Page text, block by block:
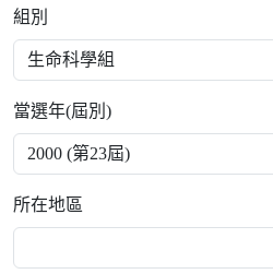
組別
當選年(屆別)
所在地區